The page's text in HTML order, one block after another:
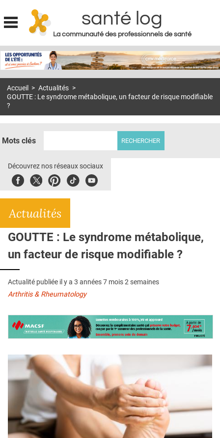
Jump to navigation
santé log
La communauté des professionnels de santé
MON COMPTE
S'ABONNER À LA REVUE SOIN À DOMICILE
E-REVUE SAD
THÉMA
CONTACT
Accueil > Actualités >
GOUTTE : Le syndrome métabolique, un facteur de risque modifiable
?
Mots clés
Découvrez nos réseaux sociaux
FacebookTwitterPinterest
TiktokYoubute
Actualités
GOUTTE : Le syndrome métabolique,
un facteur de risque modifiable ?
Actualité publiée il y a 3 années 7 mois 2 semaines
Arthritis & Rheumatology